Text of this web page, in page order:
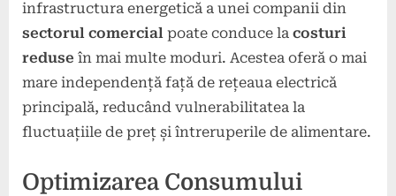
infrastructura energetică a unei companii din
sectorul comercial poate conduce la costuri
reduse în mai multe moduri. Acestea oferă o mai
mare independență față de rețeaua electrică
principală, reducând vulnerabilitatea la
fluctuațiile de preț și întreruperile de alimentare.
Optimizarea Consumului